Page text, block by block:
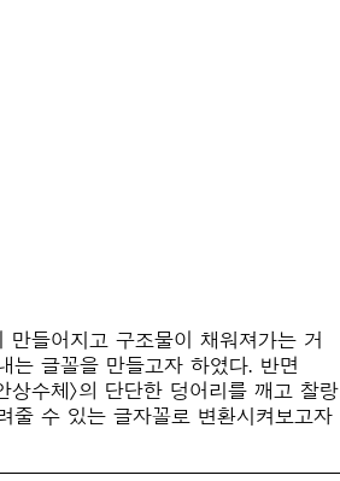
만들어지고 구조물이 채워져가는 거
는 글꼴을 만들고자 하였다. 반면
상수체〉의 단단한 덩어리를 깨고 찰랑
줄 수 있는 글자꼴로 변환시켜보고자